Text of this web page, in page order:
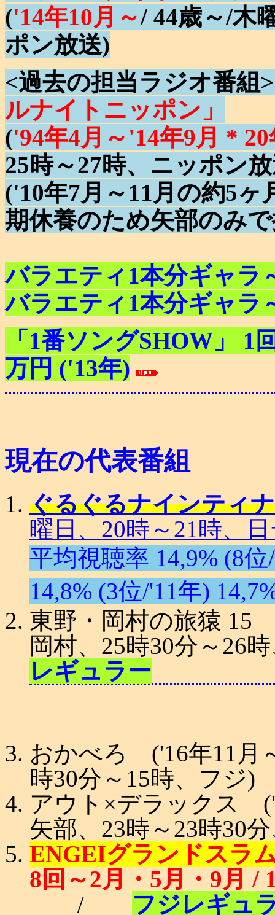
('14年10月～/ 44歳～/木
ポン放送)
<過去の担当ラジオ番組
ルナイトニッポン」
('94年4月～'14年9月 *
25時～27時、ニッポン
('10年7月～11月の約5
期休養のため矢部のみ
バラエティ1本分ギャラ
バラエティ1本分ギャラ
「1番ソングSHOW」 1
万円 ('13年)
現在の代表番組
ぐるぐるナインティ
曜日、20時～21時、
平均視聴率 14,9% (8
14,8% (3位/'11年)
東野・岡村の旅猿 15
岡村、25時30分～26
レギュラー
おかべろ ('16年11月
時30分～15時、フジ)
アウト×デラックス
矢部、23時～23時30
ENGEIグランドスラ
8回～2月・5月・9月 /
/ フジレギュ